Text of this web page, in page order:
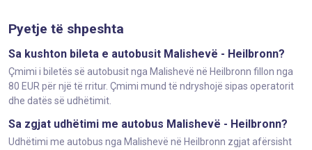
Pyetje të shpeshta
Sa kushton bileta e autobusit Malishevë - Heilbronn?
Çmimi i biletës së autobusit nga Malishevë në Heilbronn fillon nga
80 EUR për një të rritur. Çmimi mund të ndryshojë sipas operatorit
dhe datës së udhëtimit.
Sa zgjat udhëtimi me autobus Malishevë - Heilbronn?
Udhëtimi me autobus nga Malishevë në Heilbronn zgjat afërsisht